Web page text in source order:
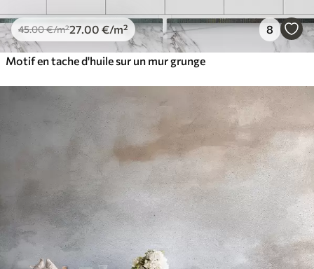
45.00€/m²27 .00 €/m² 8
Motif en tache d'huile sur un mur grunge